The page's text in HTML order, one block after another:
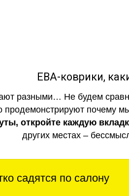
ЕВА-коврики,
разными… Не будем
продемонстрируют почему
откройте каждую
других местах –
садятся по салону